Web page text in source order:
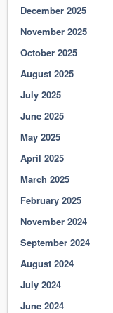
December 2025
November 2025
October 2025
August 2025
July 2025
June 2025
May 2025
April 2025
March 2025
February 2025
November 2024
September 2024
August 2024
July 2024
June 2024